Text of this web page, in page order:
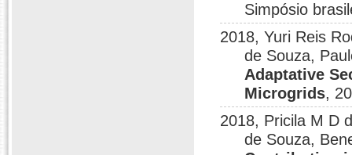
Simpósio
2018, Yuri Reis
de Souza,
Adaptative
Microgrids,
2018, Pricila M D
de Souza,